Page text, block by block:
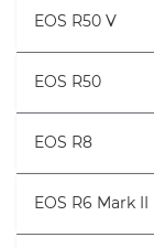
EOS R50 V
EOS R50
EOS R8
EOS R6 Mark II